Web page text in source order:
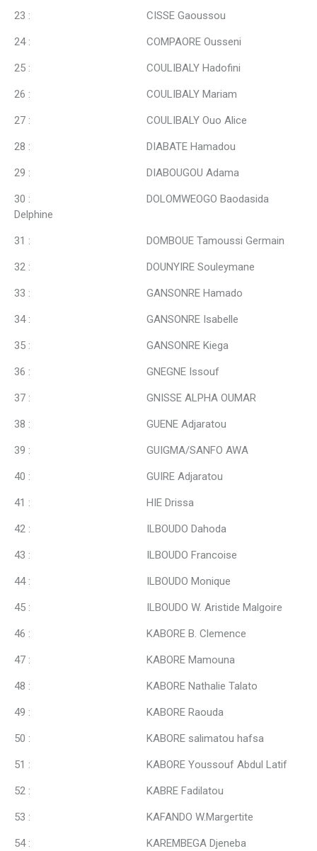
23 : CISSE Gaoussou
24 : COMPAORE Ousseni
25 : COULIBALY Hadofini
26 : COULIBALY Mariam
27 : COULIBALY Ouo Alice
28 : DIABATE Hamadou
29 : DIABOUGOU Adama
30 : DOLOMWEOGO Baodasida
Delphine
31 : DOMBOUE Tamoussi Germain
32 : DOUNYIRE Souleymane
33 : GANSONRE Hamado
34 : GANSONRE Isabelle
35 : GANSONRE Kiega
36 : GNEGNE Issouf
37 : GNISSE ALPHA OUMAR
38 : GUENE Adjaratou
39 : GUIGMA/SANFO AWA
40 : GUIRE Adjaratou
41 : HIE Drissa
42 : ILBOUDO Dahoda
43 : ILBOUDO Francoise
44 : ILBOUDO Monique
45 : ILBOUDO W. Aristide Malgoire
46 : KABORE B. Clemence
47 : KABORE Mamouna
48 : KABORE Nathalie Talato
49 : KABORE Raouda
50 : KABORE salimatou hafsa
51 : KABORE Youssouf Abdul Latif
52 : KABRE Fadilatou
53 : KAFANDO W.Margertite
54 : KAREMBEGA Djeneba